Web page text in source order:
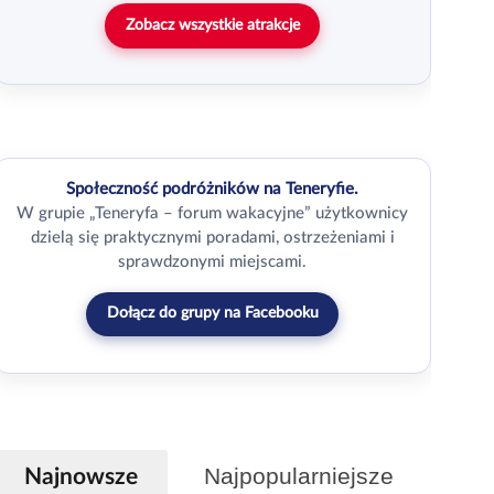
Zobacz wszystkie atrakcje
Społeczność podróżników na Teneryfie.
W grupie „Teneryfa – forum wakacyjne” użytkownicy
dzielą się praktycznymi poradami, ostrzeżeniami i
sprawdzonymi miejscami.
Dołącz do grupy na Facebooku
Najnowsze Najpopularniejsze